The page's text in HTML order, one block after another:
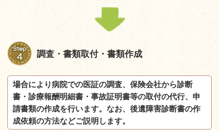
調査・書類取付・書類作成
場合により病院での医証の調査、保険会社から診断
書・診療報酬明細書・事故証明書等の取付の代行、申
請書類の作成を行います。なお、後遺障害診断書の作
成依頼の方法などご説明します。